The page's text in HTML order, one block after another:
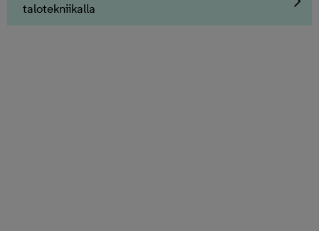
talotekniikalla